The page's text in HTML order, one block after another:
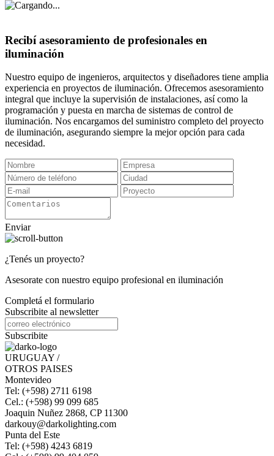
Recibí asesoramiento de profesionales en
iluminación
Nuestro equipo de ingenieros, arquitectos y diseñadores tiene amplia
experiencia en proyectos de iluminación. Ofrecemos asesoramiento
integral que incluye la supervisión de instalaciones, así como la
programación y puesta en marcha de sistemas de control de
iluminación. Nos encargamos del suministro completo del proyecto
de iluminación, asegurando siempre la mejor opción para cada
necesidad.
Enviar
¿Tenés un proyecto?
Asesorate con nuestro equipo profesional en iluminación
Completá el formulario
Subscribite al newsletter
Subscribite
URUGUAY /
OTROS PAISES
Montevideo
Tel: (+598) 2711 6198
Cel.: (+598) 99 099 685
Joaquin Nuñez 2868, CP 11300
darkouy@darkolighting.com
Punta del Este
Tel: (+598) 4243 6819